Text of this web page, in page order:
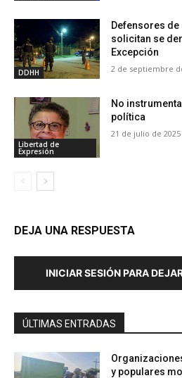
DDHH
Defensores
solicitan se
Excepción
2 de septiembre
Libertad de
Expresión
No
política
21 de julio de 2025
DEJA UNA RESPUESTA
INICIAR SESIÓN PARA
ÚLTIMAS ENTRADAS
y populares